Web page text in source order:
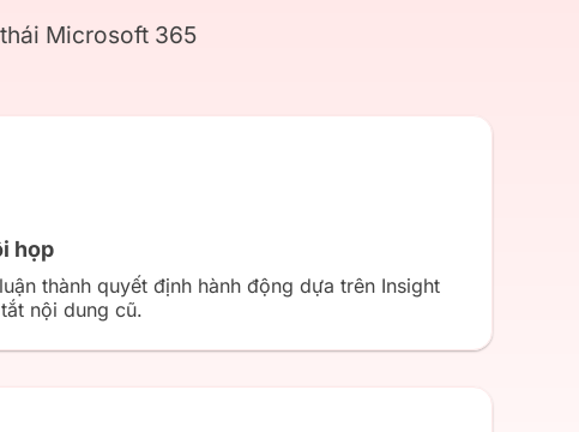
Microsoft 365
họp
thành quyết định hành động dựa trên Insight
nội dung cũ.